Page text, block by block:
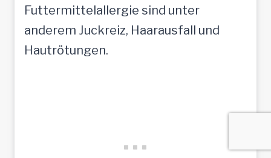
Futtermittelallergie sind unter
anderem Juckreiz, Haarausfall und
Hautrötungen.